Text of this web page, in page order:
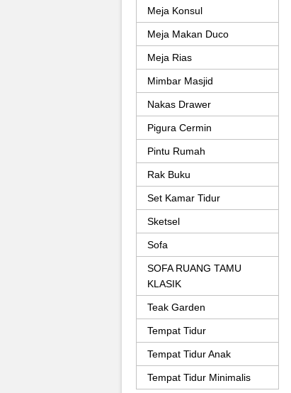
Meja Konsul
Meja Makan Duco
Meja Rias
Mimbar Masjid
Nakas Drawer
Pigura Cermin
Pintu Rumah
Rak Buku
Set Kamar Tidur
Sketsel
Sofa
SOFA RUANG TAMU
KLASIK
Teak Garden
Tempat Tidur
Tempat Tidur Anak
Tempat Tidur Minimalis